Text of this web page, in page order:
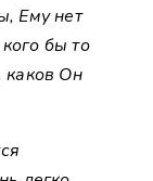
Ему нет
бы то
каков Он